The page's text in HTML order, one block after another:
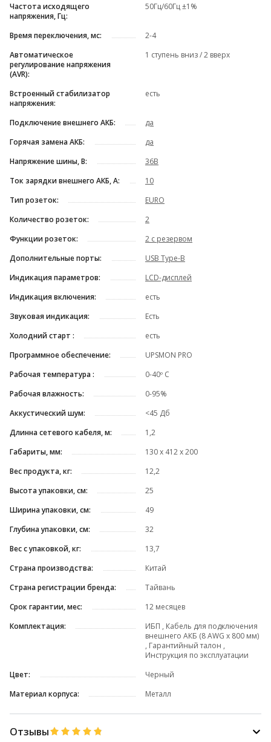
Частота исходящего
напряжения, Гц:
50Гц/60Гц ±1%
Время переключения, мс:
2-4
Автоматическое
регулирование напряжения
(AVR):
1 ступень вниз / 2 вверх
Встроенный стабилизатор
напряжения:
есть
Подключение внешнего АКБ:
да
Горячая замена АКБ:
да
Напряжение шины, В:
36В
Ток зарядки внешнего АКБ, А:
10
Тип розеток:
EURO
Количество розеток:
2
Функции розеток:
2 с резервом
Дополнительные порты:
USB Type-B
Индикация параметров:
LCD-дисплей
Индикация включения:
есть
Звуковая индикация:
Есть
Холодний старт :
есть
Программное обеспечение:
UPSMON PRO
Рабочая температура :
0-40º C
Рабочая влажность:
0-95%
Аккустический шум:
<45 Дб
Длинна сетевого кабеля, м:
1,2
Габариты, мм:
130 х 412 х 200
Вес продукта, кг:
12,2
Высота упаковки, см:
25
Ширина упаковки, см:
49
Глубина упаковки, см:
32
Вес с упаковкой, кг:
13,7
Страна производства:
Китай
Страна регистрации бренда:
Тайвань
Срок гарантии, мес:
12 месяцев
Комплектация:
ИБП , Кабель для подключения
внешнего АКБ (8 AWG х 800 мм)
, Гарантийный талон ,
Инструкция по эксплуатации
Цвет:
Черный
Материал корпуса:
Металл
Отзывы